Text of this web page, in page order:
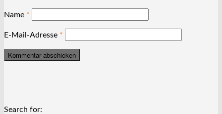
Name *
E-Mail-Adresse *
Search for: